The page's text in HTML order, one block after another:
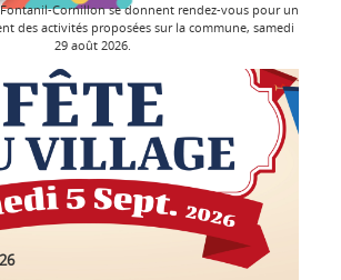
Cornillon se donnent rendez-vous pour un
des activités proposées sur la commune, samedi
29 août 2026.